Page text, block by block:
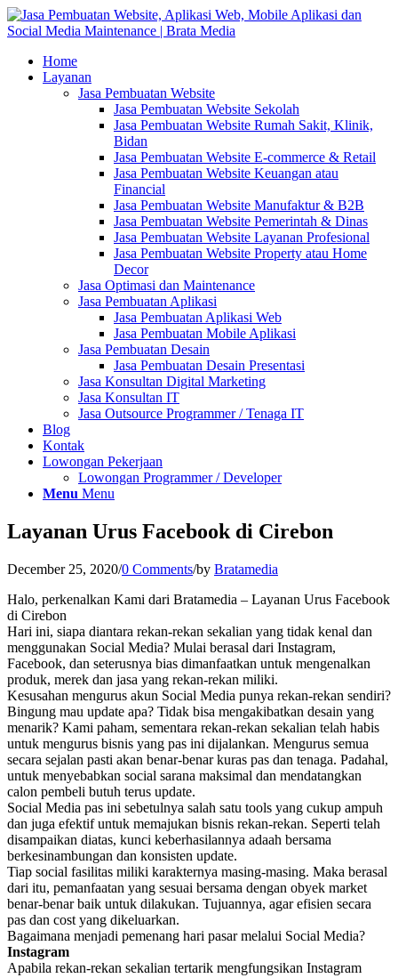
Home
Layanan
Jasa Pembuatan Website
Jasa Pembuatan Website Sekolah
Jasa Pembuatan Website Rumah Sakit, Klinik,
Bidan
Jasa Pembuatan Website E-commerce & Retail
Jasa Pembuatan Website Keuangan atau
Financial
Jasa Pembuatan Website Manufaktur & B2B
Jasa Pembuatan Website Pemerintah & Dinas
Jasa Pembuatan Website Layanan Profesional
Jasa Pembuatan Website Property atau Home
Decor
Jasa Optimasi dan Maintenance
Jasa Pembuatan Aplikasi
Jasa Pembuatan Aplikasi Web
Jasa Pembuatan Mobile Aplikasi
Jasa Pembuatan Desain
Jasa Pembuatan Desain Presentasi
Jasa Konsultan Digital Marketing
Jasa Konsultan IT
Jasa Outsource Programmer / Tenaga IT
Blog
Kontak
Lowongan Pekerjaan
Lowongan Programmer / Developer
Menu Menu
Layanan Urus Facebook di Cirebon
December 25, 2020/0 Comments/by Bratamedia
Halo, perkenalkan Kami dari Bratamedia – Layanan Urus Facebook
di Cirebon
Hari ini, siapa diantara rekan-rekan sekalian yang tidak kenal dan
menggunakan Social Media? Mulai berasal dari Instagram,
Facebook, dan seterusnya bias dimanfaatkan untuk mengenalkan
produk, merek dan jasa yang rekan-rekan miliki.
Kesusahan mengurus akun Social Media punya rekan-rekan sendiri?
Bingung mau update apa? Tidak bisa mengakibatkan desain yang
menarik? Kami paham, sementara rekan-rekan sekalian telah habis
untuk mengurus bisnis yang pas ini dijalankan. Mengurus semua
secara sejalan pasti akan benar-benar kuras pas dan tenaga. Padahal,
untuk menyebabkan social sarana maksimal dan mendatangkan
calon pembeli butuh terus update.
Social Media pas ini sebetulnya salah satu tools yang cukup ampuh
dan juga efektif untuk memajukan bisnis rekan-rekan. Seperti telah
disampaikan diatas, kunci keberhasilannya adaah bersama
berkesinambungan dan konsisten update.
Tiap social fasilitas miliki karakternya masing-masing. Maka berasal
dari itu, pemanfaatan yang sesuai bersama dengan obyek market
benar-benar baik untuk dilakukan. Tujuannya, agar efisien secara
pas dan cost yang dikeluarkan.
Bagaimana menjadi pemenang hari pasar melalui Social Media?
Instagram
Apabila rekan-rekan sekalian tertarik mengfungsikan Instagram